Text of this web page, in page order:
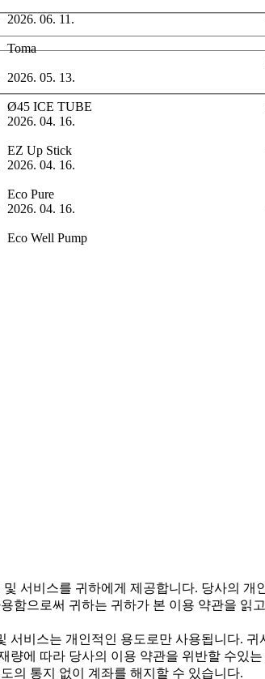
2026. 06. 11.
Toma
2026. 05. 13.
Ø45 ICE TUBE
2026. 04. 16.
EZ Up Stick
2026. 04. 16.
Eco Pure
2026. 04. 16.
Eco Well Pump
서비스를 귀하에게 제공합니다. 당사의
함으로써 귀하는 귀하가 본 이용 약관을 읽
비스는 개인적인 용도로만 사용됩니다.
에 따라 당사의 이용 약관을 위반할 수있
의 통지 없이 계좌를 해지할 수 있습니다.